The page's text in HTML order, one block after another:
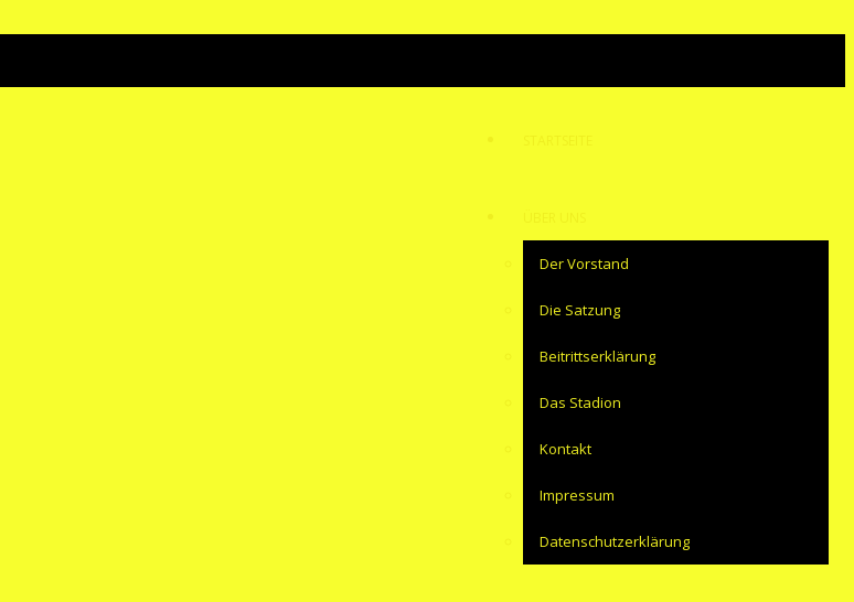
Der Vorstand
Die Satzung
Beitrittserklärung
Das Stadion
Kontakt
Impressum
Datenschutzerklärung